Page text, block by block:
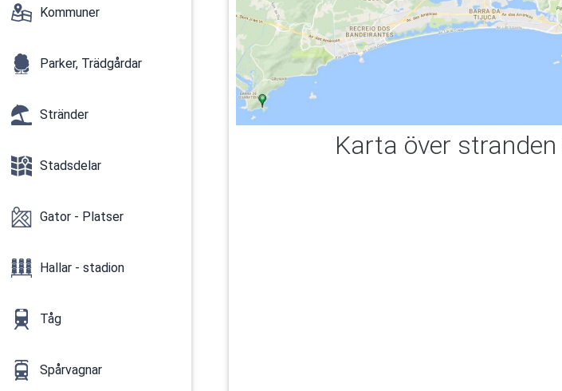
Kommuner
Parker, Trädgårdar
Stränder
Stadsdelar
Gator - Platser
Hallar - stadion
Tåg
Spårvagnar
Karta över